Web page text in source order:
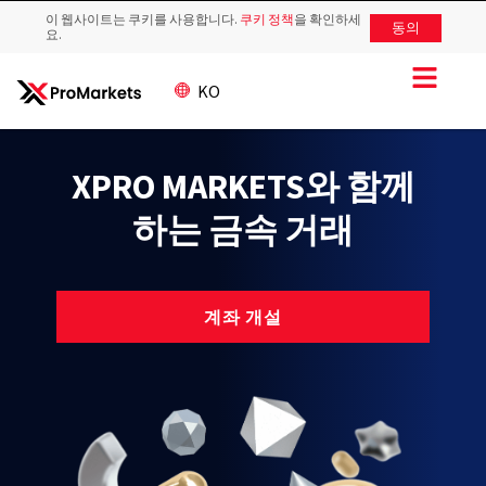
KO
XPRO MARKETS와 함께
하는 금속 거래
계좌 개설
이 웹사이트는 쿠키를 사용합니다. 쿠키 정책을 확인하세
요.
동의